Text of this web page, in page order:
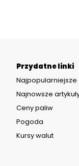
Przydatne linki
Najpopularniejsze
Najnowsze
Ceny paliw
Pogoda
Kursy walut